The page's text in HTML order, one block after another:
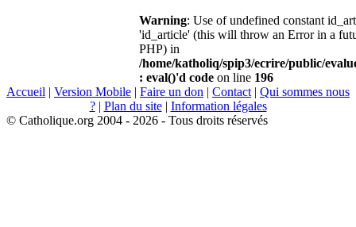
Warning: Use of undefined constant
'id_article' (this will throw an Error in a
PHP) in
/home/katholiq/spip3/ecrire/public/
: eval()'d code on line 196
Accueil | Version Mobile | Faire un don | Contact | Qui sommes nous
?| Plan du site| Information légales
© Catholique.org 2004 - 2026 - Tous droits réservés